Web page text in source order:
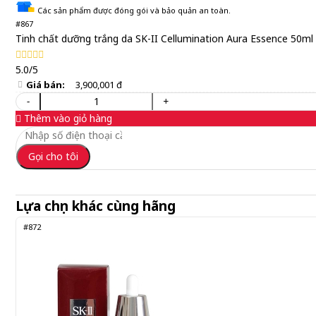
Các sản phẩm được đóng gói và bảo quản an toàn.
#867
Tinh chất dưỡng trắng da SK-II Cellumination Aura Essence 50ml
5.0/5
Giá bán: 3,900,001 đ
-
+
Thêm vào giỏ hàng
Gọi cho tôi
Lựa chọn khác cùng hãng
#872